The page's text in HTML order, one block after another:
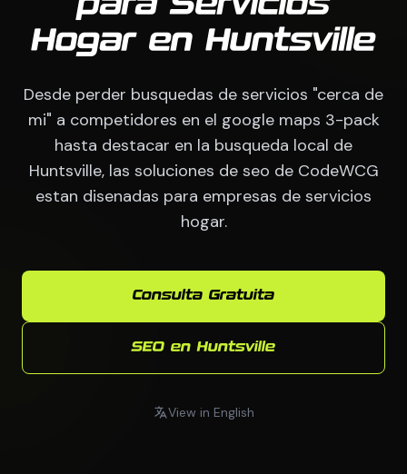
Hogar en Huntsville
Desde perder busquedas de servicios "cerca de
mi" a competidores en el google maps 3-pack
hasta destacar en la busqueda local de
Huntsville, las soluciones de seo de CodeWCG
estan disenadas para empresas de servicios
hogar.
Consulta Gratuita
SEO en Huntsville
View in English